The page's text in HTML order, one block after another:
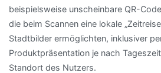
beispielsweise unscheinbare QR-
die beim Scannen eine lokale
Stadtbilder ermöglichten, inklusiver
Produktpräsentation je nach
Standort des Nutzers.